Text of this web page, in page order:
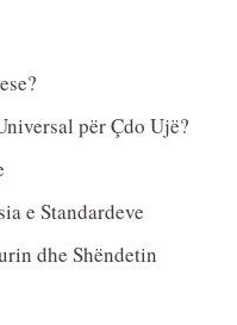
për Çdo Ujë?
e Standardeve
dhe Shëndetin